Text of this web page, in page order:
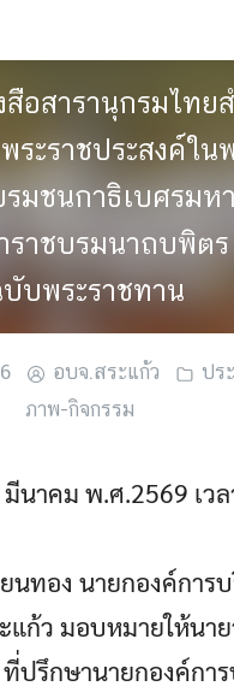
อสารานุกรมไทย
ระราชประสงค์ใน
รมชนกาธิเบศรมห
ราชบรมนาถบพิตร
บพระราชทาน
อบจ.สระแก้ว ปร
ภาพ-กิจกรรม
นาคม พ.ศ.2569 เวล
นทอง นายกองค์การ
แก้ว มอบหมายให้นา
ปรึกษานายกองค์กา